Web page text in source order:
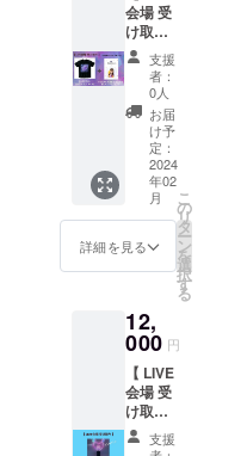
柚子も
も・李
野由依
から１
名可能
です。
必ず備
考欄に
てご指
名をお
願い致
しま
す。配
¥9000
の配送
ver.をご
選択く
ださい
ませ。
※こちら
に向け
撮影し
た「お
名前＆
メッ
セージ
入りプ
リク
ラ」の
推しメ
ン選択
は白浜
小姫・
IRO・如
海桃
奈・夢
も・李
野由依
から１
名可能
会場 受
け取り
】キミ
に向け
た世界
で1枚の
推しメ
ンソロ
プリク
ラ＆Φ
NEW
FINAL
公式T
シャツ
様お一
人お一
人に向
け撮影
した
「お名
前＆
支援
者：
0人
お届
け予
定：
2024
年02
月
詳細を見る
こ
の
リ
タ
ー
ン
を
選
択
す
る
12,
000 円
【 LIVE
会場 受
け取り
】IROオ
リジナ
支援